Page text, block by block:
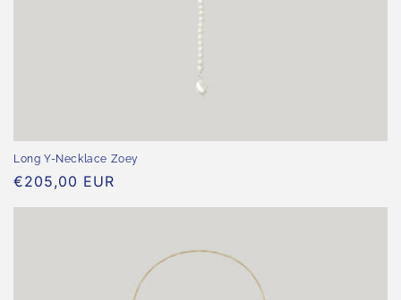
Long Y-Necklace Zoey
Normaler
€205,00 EUR